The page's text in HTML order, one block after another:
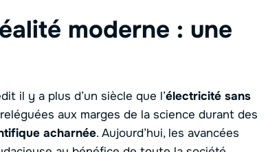
moderne : une
il y a plus d’un siècle que l’électricité sans
aux marges de la science durant des
acharnée. Aujourd’hui, les avancées